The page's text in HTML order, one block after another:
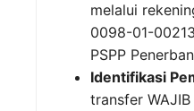
melalui
0098-01-
PSPP
Identifikasi
transfer